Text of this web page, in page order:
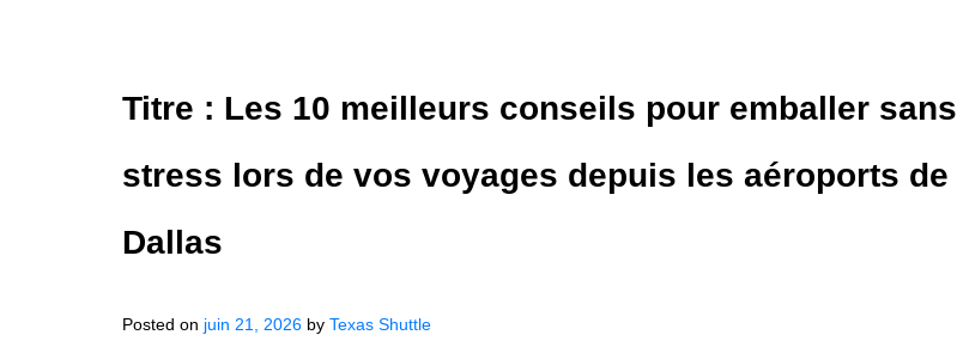
Titre : Les 10 meilleurs conseils pour emballer sans
stress lors de vos voyages depuis les aéroports de
Dallas
Posted on juin 21, 2026 by Texas Shuttle